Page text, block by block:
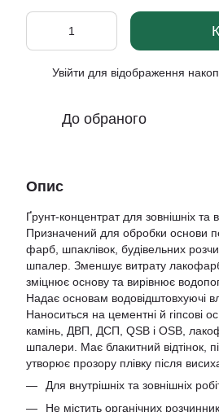
Увійти для відображення
До обраного
Опис
Ґрунт-концентрат для зовнішніх та
Призначений для обробки основи
фарб, шпаклівок, будівельних
шпалер. Зменшує витрату
зміцнює основу та вирівнює
Надає основам водовідштовхуючі
Наноситься на цементні й гіпсові
камінь, ДВП, ДСП, QSB і OSB,
шпалери. Має блакитний відтінок,
утворює прозору плівку після
Для внутрішніх та зовнішніх
Не містить органічних